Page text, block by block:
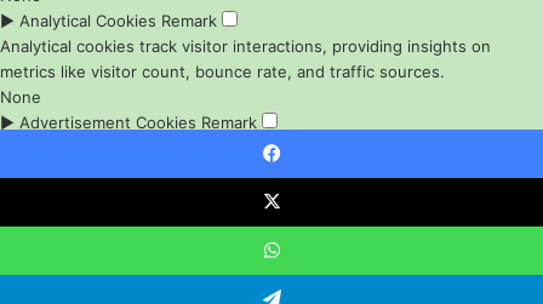
Facebook
X
WhatsApp
► Analytical Cookies Remark
Analytical cookies track visitor interactions, providing insights on
metrics like visitor count, bounce rate, and traffic sources.
None
► Advertisement Cookies Remark
Advertisement cookies deliver personalized ads based on your
previous visits and analyze the effectiveness of ad campaigns.
Reject All
Save My Preferences
Accept All